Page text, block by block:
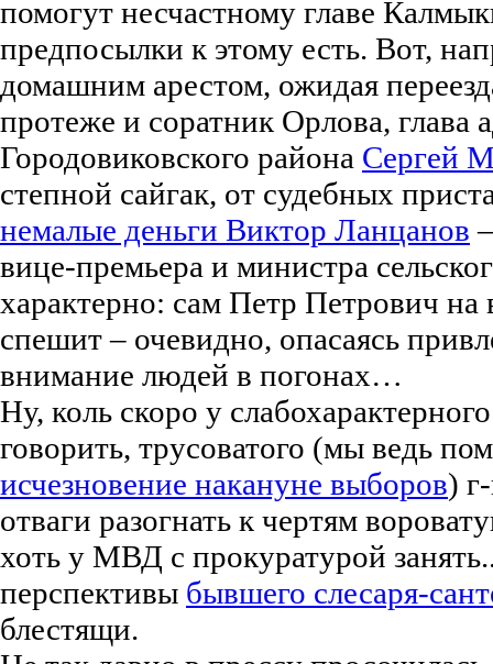
помогут несчастному главе
предпосылки к этому есть. Вот,
домашним арестом, ожидая
протеже и соратник Орлова, глава
Городовиковского района Сергей
степной сайгак, от судебных
немалые деньги Виктор Ланцанов
вице-премьера и министра
характерно: сам Петр Петрович на
спешит – очевидно, опасаясь
внимание людей в погонах…
Ну, коль скоро у
говорить, трусоватого (мы ведь
исчезновение накануне выборов)
отваги разогнать к чертям
хоть у МВД с прокуратурой
перспективы бывшего слесаря-
блестящи.